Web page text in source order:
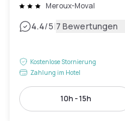
Meroux-Moval
4.4/5|7 Bewertungen
Kostenlose Stornierung
Zahlung im Hotel
10h - 15h